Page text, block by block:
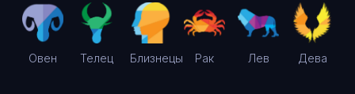
Овен Телец Близнецы Рак Лев Дева